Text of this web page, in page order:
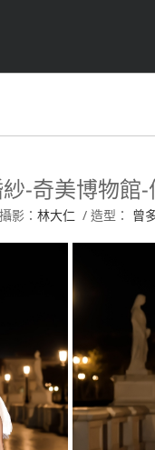
-奇美博物館
影： 林大仁 / 造型： 曾